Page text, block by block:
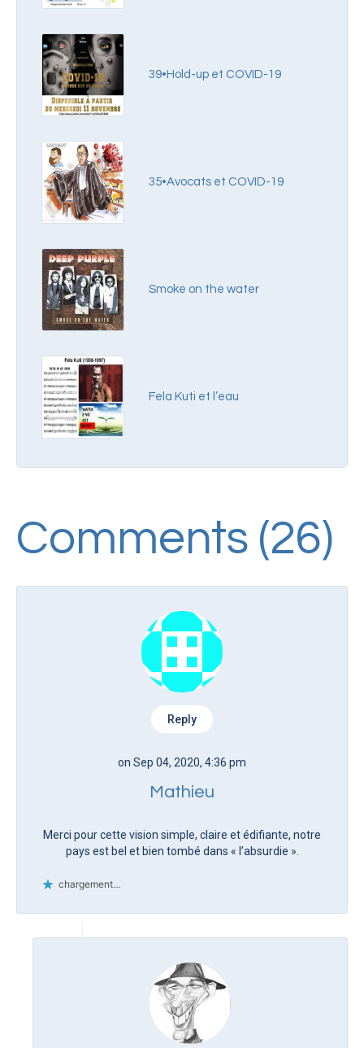
39•Hold-up et COVID-19
35•Avocats et COVID-19
Smoke on the water
Fela Kuti et l’eau
Comments (26)
Reply
on Sep 04, 2020, 4:36 pm
Mathieu
Merci pour cette vision simple, claire et édifiante, notre
pays est bel et bien tombé dans « l’absurdie ».
chargement…